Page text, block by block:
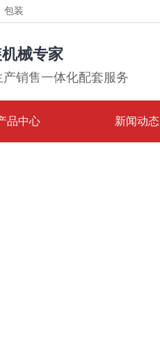
包装
械专家
销售一体化配套服务
品中心 新闻动态